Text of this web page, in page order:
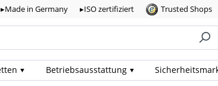
▸Made in Germany ▸ISO zertifiziert Trusted Shops
Betriebs­ausstattung